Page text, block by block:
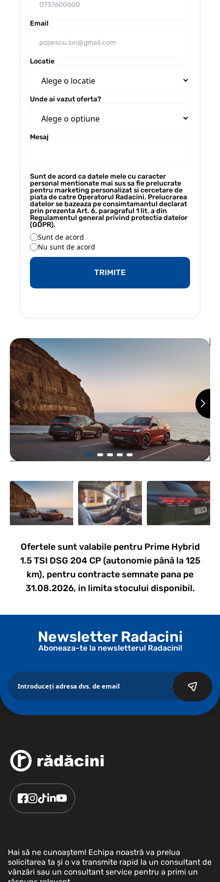
Email
Locatie
Unde ai vazut oferta?
Mesaj
Sunt de acord ca datele mele cu caracter
personal mentionate mai sus sa fie prelucrate
pentru marketing personalizat si cercetare de
piata de catre Operatorul Radacini. Prelucrarea
datelor se bazeaza pe consimtamantul declarat
prin prezenta Art. 6, paragraful 1 lit. a din
Regulamentul general privind protectia datelor
(GDPR).
Sunt de acord
Nu sunt de acord
TRIMITE
Ofertele sunt valabile pentru Prime Hybrid
1.5 TSI DSG 204 CP (autonomie până la 125
km), pentru contracte semnate pana pe
31.08.2026, in limita stocului disponibil.
Newsletter Radacini
Aboneaza-te la newsletterul Radacini!
Hai să ne cunoaștem! Echipa noastră va prelua
solicitarea ta și o va transmite rapid la un consultant de
vânzări sau un consultant service pentru a primi un